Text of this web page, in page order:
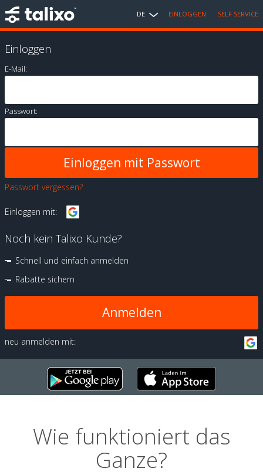
DE EINLOGGEN SELF SERVICE
Einloggen
E-Mail:
Passwort:
Passwort vergessen?
Einloggen mit:
Noch kein Talixo Kunde?
Schnell und einfach anmelden
Rabatte sichern
Anmelden
neu anmelden mit:
Wie funktioniert das
Ganze?